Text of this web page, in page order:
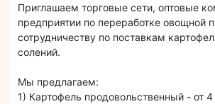
Приглашаем торговые сети, оптовые
предприятии по переработке овощной
сотрудничеству по поставкам
солений.
Мы предлагаем:
1) Картофель продовольственный - от